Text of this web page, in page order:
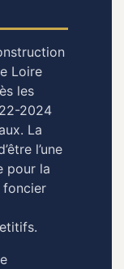
Loire
les
2024
La
l’une
pour la
foncier